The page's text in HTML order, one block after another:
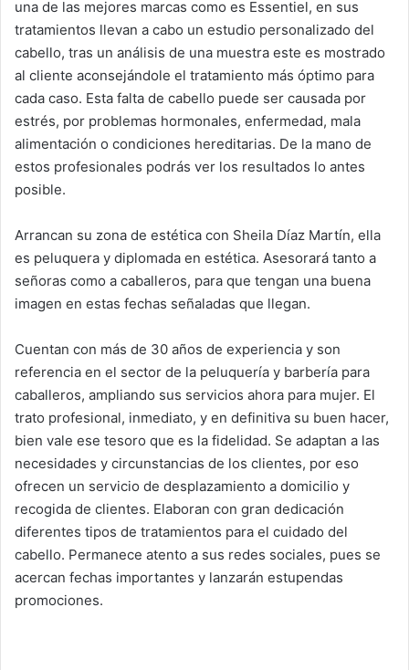
una de las mejores marcas como es Essentiel, en sus
tratamientos llevan a cabo un estudio personalizado del
cabello, tras un análisis de una muestra este es mostrado
al cliente aconsejándole el tratamiento más óptimo para
cada caso. Esta falta de cabello puede ser causada por
estrés, por problemas hormonales, enfermedad, mala
alimentación o condiciones hereditarias. De la mano de
estos profesionales podrás ver los resultados lo antes
posible.
Arrancan su zona de estética con Sheila Díaz Martín, ella
es peluquera y diplomada en estética. Asesorará tanto a
señoras como a caballeros, para que tengan una buena
imagen en estas fechas señaladas que llegan.
Cuentan con más de 30 años de experiencia y son
referencia en el sector de la peluquería y barbería para
caballeros, ampliando sus servicios ahora para mujer. El
trato profesional, inmediato, y en definitiva su buen hacer,
bien vale ese tesoro que es la fidelidad. Se adaptan a las
necesidades y circunstancias de los clientes, por eso
ofrecen un servicio de desplazamiento a domicilio y
recogida de clientes. Elaboran con gran dedicación
diferentes tipos de tratamientos para el cuidado del
cabello. Permanece atento a sus redes sociales, pues se
acercan fechas importantes y lanzarán estupendas
promociones.